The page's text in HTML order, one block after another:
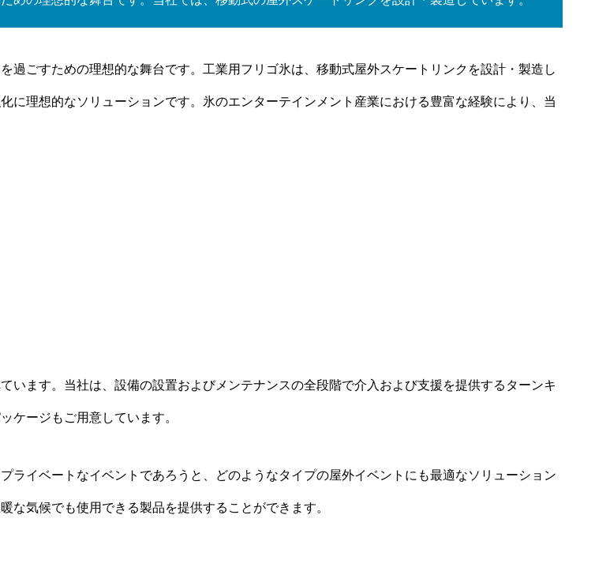
過ごすための理想的な舞台です。工業用フリゴ氷は、移動式屋外スケートリンクを設計・製造し
に理想的なソリューションです。氷のエンターテインメント産業における豊富な経験により、当
います。当社は、設備の設置およびメンテナンスの全段階で介入および支援を提供するターンキ
ケージもご用意しています。
ライベートなイベントであろうと、どのようなタイプの屋外イベントにも最適なソリューション
な気候でも使用できる製品を提供することができます。